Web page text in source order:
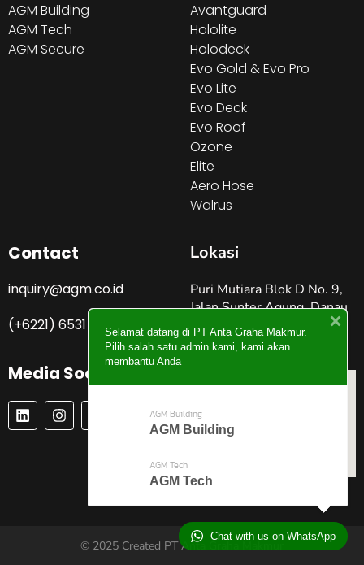
AGM Building
AGM Tech
AGM Secure
Avantguard
Hololite
Holodeck
Evo Gold & Evo Pro
Evo Lite
Evo Deck
Evo Roof
Ozone
Elite
Aero Hose
Walrus
Contact
inquiry@agm.co.id
(+6221) 6531 4274
Media Social
L
I
N
I
N
S
S
Lokasi
Puri Mutiara Blok D No. 9,
Jalan Sunter Agung, Danau
Sunter Jakarta Utara –
Indonesia
© 2025 Created PT Anta Graha Makmur
Selamat datang di PT Anta Graha Makmur.
Pilih salah satu admin kami, kami akan
membantu Anda
AGM Building
AGM Building
AGM Tech
AGM Tech
Chat with us on WhatsApp